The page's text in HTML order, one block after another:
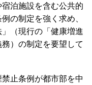
泊施設を含む公共的
の制定を強く求め、
（現行の「健康増進
）の制定を要望して
止条例が都市部を中